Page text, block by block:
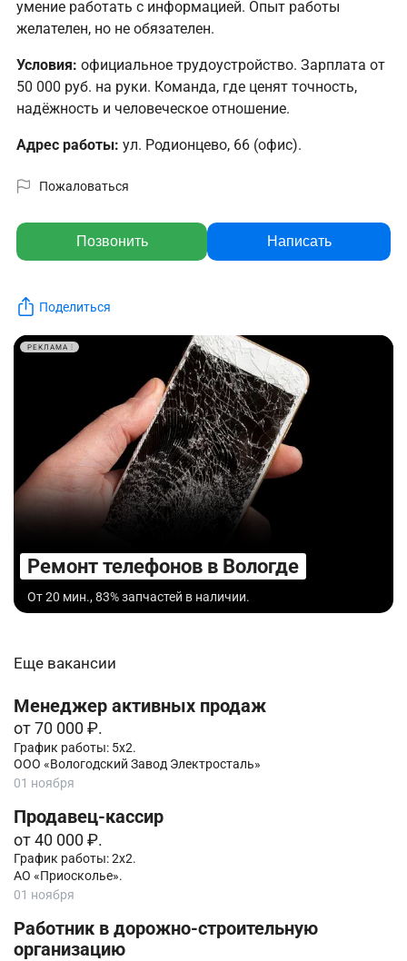
умение работать с информацией. Опыт работы
желателен, но не обязателен.
Условия: официальное трудоустройство. Зарплата от
50 000 руб. на руки. Команда, где ценят точность,
надёжность и человеческое отношение.
Адрес работы: ул. Родионцево, 66 (офис).
Пожаловаться
Позвонить Написать
Поделиться
РЕКЛАМА
Ремонт телефонов в Вологде
От 20 мин., 83% запчастей в наличии.
Еще вакансии
Менеджер активных продаж
от 70 000 ₽.
График работы: 5х2.
ООО «Вологодский Завод Электросталь»
01 ноября
Продавец-кассир
от 40 000 ₽.
График работы: 2х2.
АО «Приосколье».
01 ноября
Работник в дорожно-строительную
организацию